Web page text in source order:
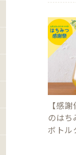
【感
のは
ボトル